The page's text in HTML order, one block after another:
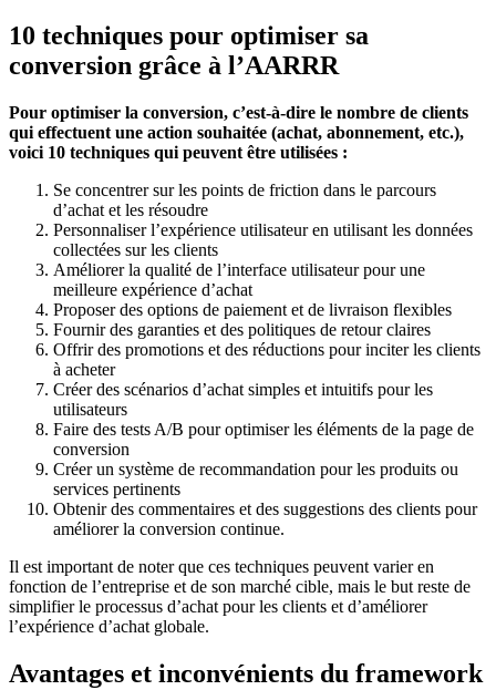
10 techniques pour optimiser sa
conversion grâce à l’AARRR
Pour optimiser la conversion, c’est-à-dire le nombre de clients
qui effectuent une action souhaitée (achat, abonnement, etc.),
voici 10 techniques qui peuvent être utilisées :
Se concentrer sur les points de friction dans le parcours
d’achat et les résoudre
Personnaliser l’expérience utilisateur en utilisant les données
collectées sur les clients
Améliorer la qualité de l’interface utilisateur pour une
meilleure expérience d’achat
Proposer des options de paiement et de livraison flexibles
Fournir des garanties et des politiques de retour claires
Offrir des promotions et des réductions pour inciter les clients
à acheter
Créer des scénarios d’achat simples et intuitifs pour les
utilisateurs
Faire des tests A/B pour optimiser les éléments de la page de
conversion
Créer un système de recommandation pour les produits ou
services pertinents
Obtenir des commentaires et des suggestions des clients pour
améliorer la conversion continue.
Il est important de noter que ces techniques peuvent varier en
fonction de l’entreprise et de son marché cible, mais le but reste de
simplifier le processus d’achat pour les clients et d’améliorer
l’expérience d’achat globale.
Avantages et inconvénients du framework